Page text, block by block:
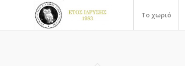
Το χωριό